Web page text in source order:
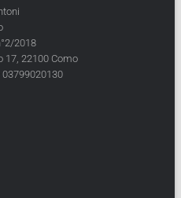
2018
17, 22100 Como
03799020130